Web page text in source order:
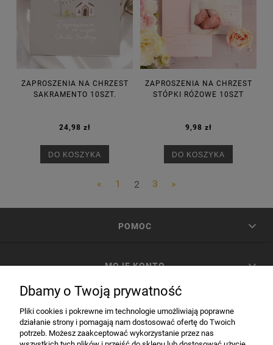
ZAPROSZENIA NA CHRZEST
SAKRAMENTO 10SZT.
24,98 zł
DO KOSZYKA
ZAPROSZENIA NA CHRZEST
STÓPKI RÓŻOWE 10SZT
9,98 zł
DO KOSZYKA
« 1 2 3 »
POMOC
MOJE KONTO
Dbamy o Twoją prywatność
Pliki cookies i pokrewne im technologie umożliwiają poprawne
działanie strony i pomagają nam dostosować ofertę do Twoich
potrzeb. Możesz zaakceptować wykorzystanie przez nas